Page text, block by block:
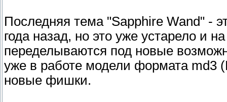
Последняя тема "Sapphire Wand" -
года назад, но это уже устарело и
переделываются под новые
уже в работе модели формата md3
новые фишки.